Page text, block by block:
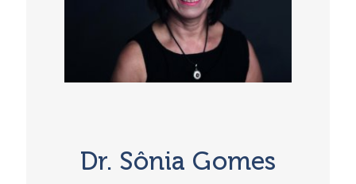
Dr. Sônia Gomes